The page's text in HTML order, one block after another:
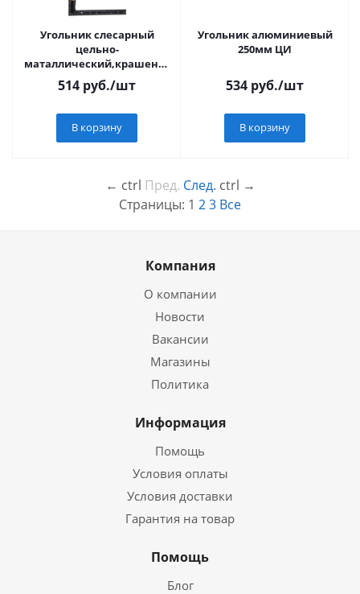
Угольник слесарный
цельно-
маталлический,крашеная
шкала,400х600мм ФИТ
514 руб./шт
В корзину
Угольник алюминиевый
250мм ЦИ
534 руб./шт
В корзину
← ctrl Пред. След. ctrl →
Страницы: 1 23 Все
Компания
О компании
Новости
Вакансии
Магазины
Политика
Информация
Помощь
Условия оплаты
Условия доставки
Гарантия на товар
Помощь
Блог